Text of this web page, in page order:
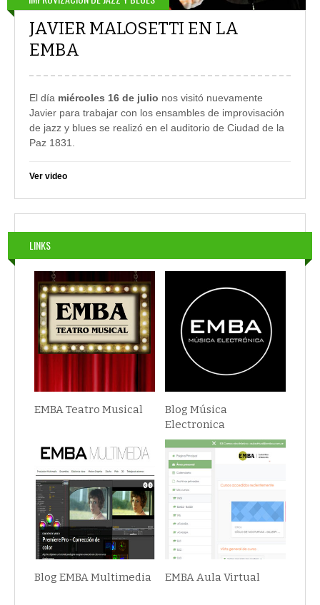
JAVIER MALOSETTI EN LA
EMBA
El día miércoles 16 de julio nos visitó nuevamente
Javier para trabajar con los ensambles de improvisación
de jazz y blues se realizó en el auditorio de Ciudad de la
Paz 1831.
Ver video
LINKS
EMBA Teatro Musical
Blog Música
Electronica
Blog EMBA Multimedia EMBA Aula Virtual